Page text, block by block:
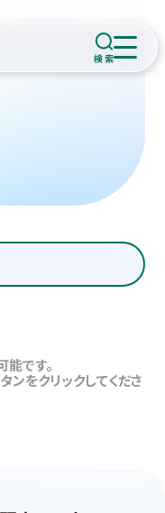
です。
ンをクリックしてくださ